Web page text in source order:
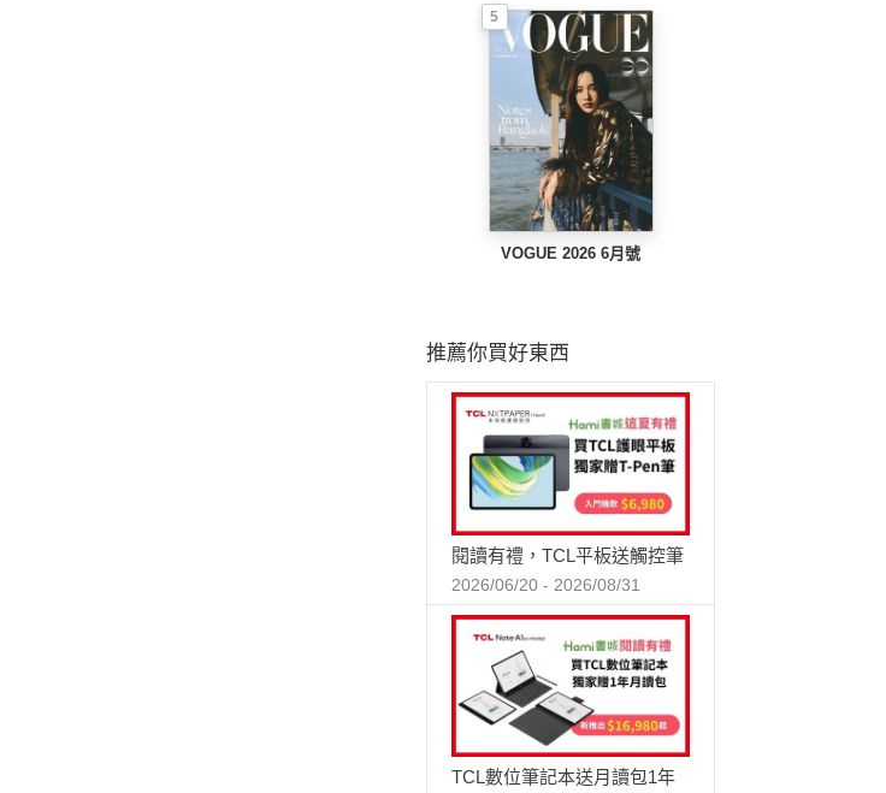
5
VOGUE 2026 6月號
推薦你買好東西
閱讀有禮，TCL平板送觸控筆
2026/06/20 - 2026/08/31
TCL數位筆記本送月讀包1年